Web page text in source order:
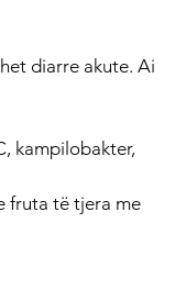
diarre akute. Ai
kampilobakter,
fruta të tjera me